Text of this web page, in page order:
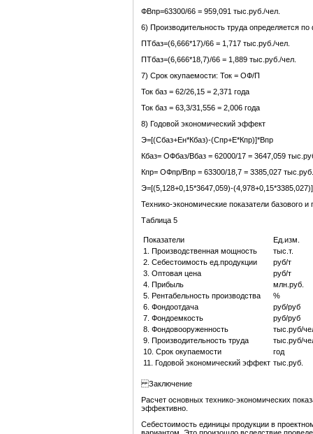
ФВпр=63300/66 = 959,091 тыс.руб./чел.
6) Производительность труда определяется
ПТбаз=(6,666*17)/66 = 1,717 тыс.руб./чел.
ПТбаз=(6,666*18,7)/66 = 1,889 тыс.руб./чел.
7) Срок окупаемости: Ток = ОФ/П
Ток баз = 62/26,15 = 2,371 года
Ток баз = 63,3/31,556 = 2,006 года
8) Годовой экономический эффект
Э=[(Сбаз+Ен*Кбаз)-(Спр+Е*Кпр)]*Впр
Кбаз= ОФбаз/Вбаз = 62000/17 = 3647,059
Кпр= ОФпр/Впр = 63300/18,7 = 3385,027
Э=[(5,128+0,15*3647,059)-
Технико-экономические показатели базового
Таблица 5
Показатели
Ед.изм.
1. Производственная мощность
тыс.т.
2. Себестоимость ед.продукции
руб/т
3. Оптовая цена
руб/т
4. Прибыль
млн.руб.
5. Рентабельность производства
%
6. Фондоотдача
руб/руб
7. Фондоемкость
руб/руб
8. Фондовооруженность
тыс.руб/
9. Производительность труда
тыс.руб/
10. Срок окупаемости
год
11. Годовой экономический эффект тыс.руб.
Заключение
Расчет основных технико-экономических
эффективно.
Себестоимость единицы продукции в